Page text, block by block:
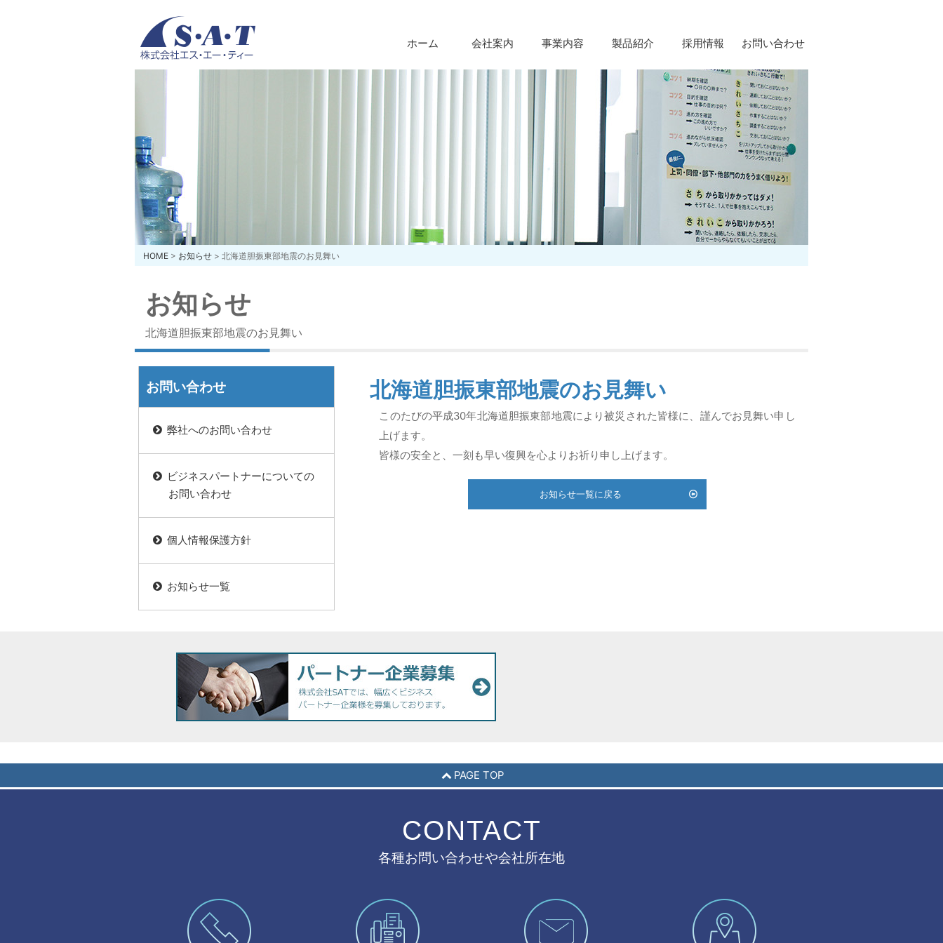
ホーム 会社案内 事業内容 製品紹介 採用情報 お問い合わせ
HOME> お知らせ> 北海道胆振東部地震のお見舞い
お知らせ
北海道胆振東部地震のお見舞い
北海道胆振東部地震のお見舞い
このたびの平成30年北海道胆振東部地震により被災された皆様に、謹んでお見舞い申し
上げます。
皆様の安全と、一刻も早い復興を心よりお祈り申し上げます。
お知らせ一覧に戻る
お問い合わせ
弊社へのお問い合わせ
ビジネスパートナーについての
お問い合わせ
個人情報保護方針
お知らせ一覧
PAGE TOP
CONTACT
各種お問い合わせや会社所在地